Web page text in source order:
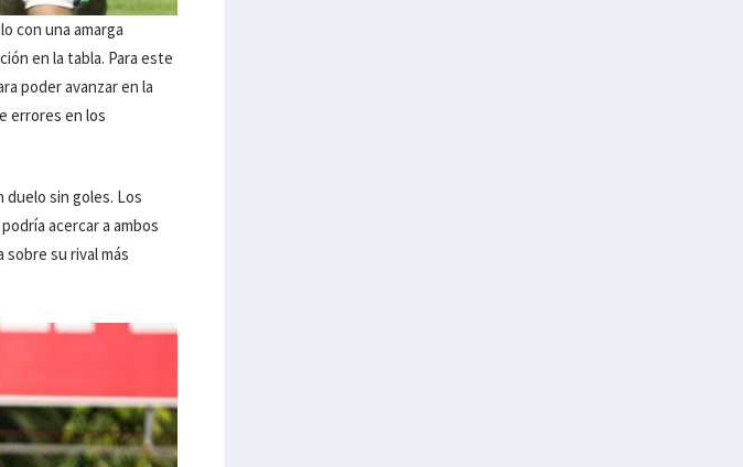
con una amarga
en la tabla. Para este
poder avanzar en la
errores en los
sin goles. Los
acercar a ambos
sobre su rival más